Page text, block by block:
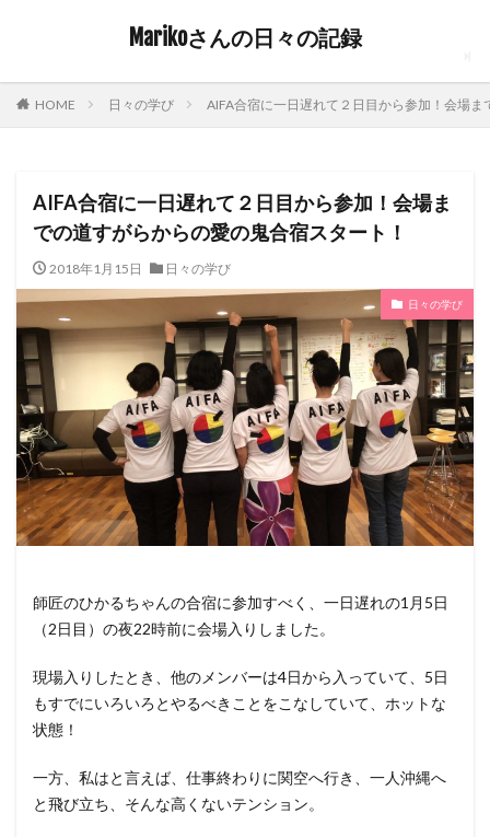
Marikoさんの日々の記録
HOME 日々の学び AIFA合宿に一日遅れて２日目から参加！会場
AIFA合宿に一日遅れて２日目から参加！会場ま
での道すがらからの愛の鬼合宿スタート！
2018年1月15日 日々の学び
日々の学び
師匠のひかるちゃんの合宿に参加すべく、一日遅れの1月5日
（2日目）の夜22時前に会場入りしました。
現場入りしたとき、他のメンバーは4日から入っていて、5日
もすでにいろいろとやるべきことをこなしていて、ホットな
状態！
一方、私はと言えば、仕事終わりに関空へ行き、一人沖縄へ
と飛び立ち、そんな高くないテンション。